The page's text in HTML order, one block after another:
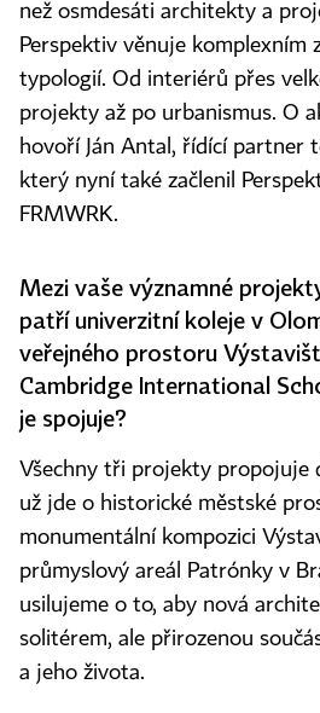
než osmdesáti architekty a
Perspektiv věnuje komplexním
typologií. Od interiérů přes
projekty až po urbanismus. O
hovoří Ján Antal, řídící partner
který nyní také začlenil
FRMWRK.
Mezi vaše významné
patří univerzitní koleje v
veřejného prostoru
Cambridge International
je spojuje?
Všechny tři projekty propojuje
už jde o historické městské
monumentální kompozici
průmyslový areál Patrónky v
usilujeme o to, aby nová
solitérem, ale přirozenou
a jeho života.